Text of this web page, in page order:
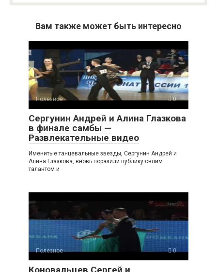
Вам также может быть интересно
Полезное 0
Сергунин Андрей и Алина Глазкова
в финале самбы —
Развлекательные видео
Именитые танцевальные звезды, Сергунин Андрей и
Алина Глазкова, вновь поразили публику своим
талантом и
Полезное 0
Коновальцев Сергей и